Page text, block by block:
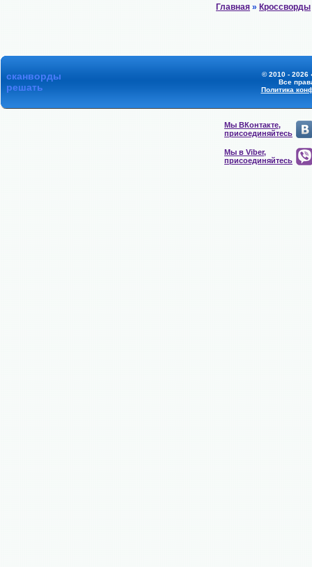
Главная » Кроссворды
сканворды
решать
© 2010 - 2026
Все
Политика
Мы ВКонтакте,
присоединяйтесь
Мы в Viber,
присоединяйтесь